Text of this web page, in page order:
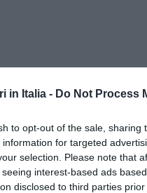
in Italia - Do Not Process
to opt-out of the sale,
information for targeted
selection. Please note that
interest-based ads
disclosed to third parties
al Mediterraneo.
viale”